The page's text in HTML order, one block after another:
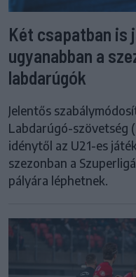
Két csapatban is
ugyanabban a
labdarúgók
Jelentős
Labdarúgó-szövetség
idénytől az U21-es
szezonban a
pályára léphetnek.